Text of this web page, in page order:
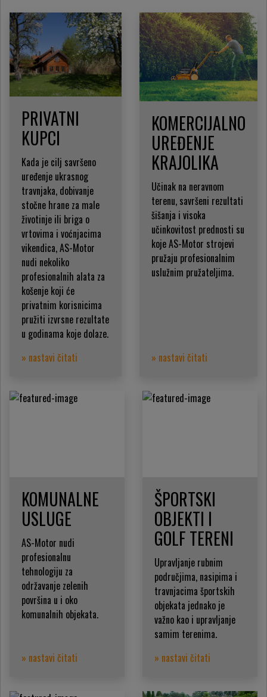
PRIVATNI
KUPCI
Kada je cilj savršeno
uređenje ukrasnog
travnjaka, dobivanje
stočne hrane za male
životinje ili briga o
vrtovima i voćnjacima
vikendica, AS-Motor
nudi nekoliko
profesionalnih alata za
košenje koji će
privatnim korisnicima
pružiti izvrsne rezultate
u godinama koje dolaze.
» nastavi čitati
KOMERCIJALNO
UREĐENJE
KRAJOLIKA
Učinak na neravnom
terenu, savršeni rezultati
šišanja i visoka
učinkovitost prednosti su
koje AS-Motor strojevi
pružaju profesionalnim
uslužnim pružateljima.
» nastavi čitati
KOMUNALNE
USLUGE
AS-Motor nudi
profesionalnu
tehnologiju za
održavanje zelenih
površina u i oko
komunalnih objekata.
» nastavi čitati
ŠPORTSKI
OBJEKTI I
GOLF TERENI
Upravljanje rubnim
područjima, nasipima i
travnjacima športskih
objekata jednako je
važno kao i upravljanje
samim terenima.
» nastavi čitati